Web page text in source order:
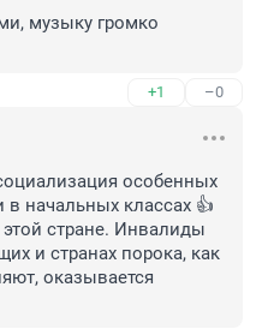
музыку громко
+1 –0
особенных
начальных классах 👍
этой стране. Инвалиды
и странах порока, как
оказывается